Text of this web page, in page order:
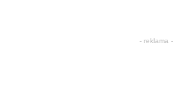
- reklama -